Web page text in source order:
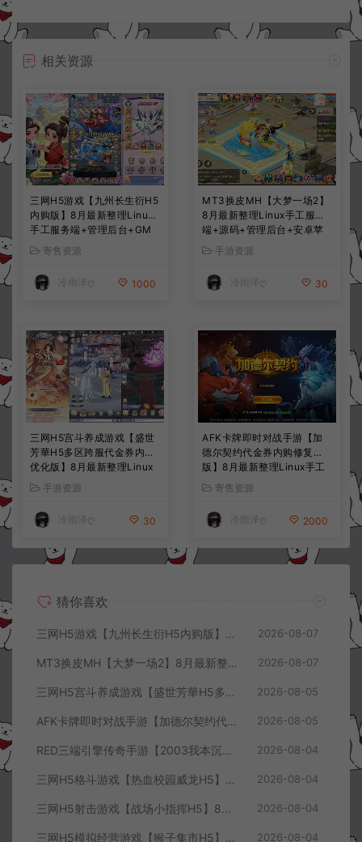
相关资源
三网H5游戏【九州长生衍H5
内购版】8月最新整理Linux
手工服务端+管理后台+GM
授权后台+简易安卓客户端
+详细搭建教程+视频教程
寄售资源
冷雨泽ღ 1000
MT3换皮MH【大梦一场2】
8月最新整理Linux手工服务
端+源码+管理后台+安卓苹
果双端+详细搭建教程+视频
教程
手游资源
冷雨泽ღ 30
三网H5宫斗养成游戏【盛世
芳華H5多区跨服代金券内购
优化版】8月最新整理Linux
手工服务端+CDK授权后台
+全资源安卓+详细搭建教程
+视频教程
手游资源
冷雨泽ღ 30
AFK卡牌即时对战手游【加
德尔契约代金券内购修复
版】8月最新整理Linux手工
服务端+前后端全套源码+CD
K授权后台+安卓苹果双端
+详细搭建教程+视频教程
寄售资源
冷雨泽ღ 2000
猜你喜欢
三网H5游戏【九州长生衍H5内购版】8月最新整理Linux手工服务端+管理后台+GM授权后台+简易安卓客户端+详细搭建教程+视频教程 2026-08-07
MT3换皮MH【大梦一场2】8月最新整理Linux手工服务端+源码+管理后台+安卓苹果双端+详细搭建教程+视频教程 2026-08-07
三网H5宫斗养成游戏【盛世芳華H5多区跨服代金券内购优化版】8月最新整理Linux手工服务端+CDK授权后台+全资源安卓+详细搭建教程+视频教程 2026-08-05
AFK卡牌即时对战手游【加德尔契约代金券内购修复版】8月最新整理Linux手工服务端+前后端全套源码+CDK授权后台+安卓苹果双端+详细搭建教程+视频教程 2026-08-05
RED三端引擎传奇手游【2003我本沉默三职业】8月最新整理Win一键服务端+PC安卓+详细搭建教程 2026-08-04
三网H5格斗游戏【热血校园威龙H5】8月最新整理Linux手工服务端+Win一键服务端+解压即玩+简易安卓客户端+详细搭建教程 2026-08-04
三网H5射击游戏【战场小指挥H5】8月最新整理Linux手工服务端+Win一键服务端+解压即玩+简易安卓客户端+详细搭建教程 2026-08-04
三网H5模拟经营游戏【猴子集市H5】8月最新整理Linux手工服务端+Win一键服务端+解压即玩+简易安卓客户端+详细搭建教程 2026-08-04